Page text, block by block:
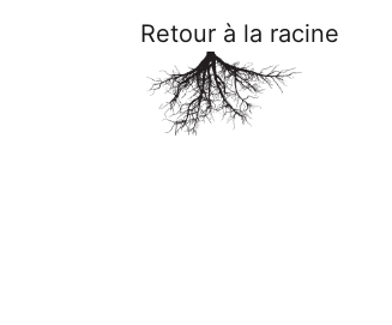
Retour à la racine